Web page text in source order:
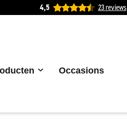
4,5 23 reviews
Occasions